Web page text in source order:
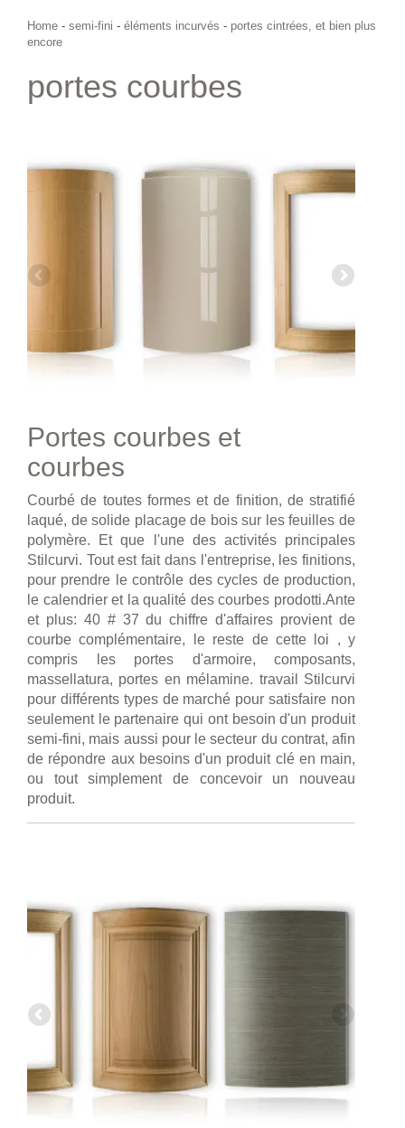
Home - semi-fini - éléments incurvés - portes cintrées, et bien plus
encore
portes courbes
Portes courbes et
courbes
Courbé de toutes formes et de finition, de stratifié
laqué, de solide placage de bois sur les feuilles de
polymère. Et que l'une des activités principales
Stilcurvi. Tout est fait dans l'entreprise, les finitions,
pour prendre le contrôle des cycles de production,
le calendrier et la qualité des courbes prodotti.Ante
et plus: 40 # 37 du chiffre d'affaires provient de
courbe complémentaire, le reste de cette loi , y
compris les portes d'armoire, composants,
massellatura, portes en mélamine. travail Stilcurvi
pour différents types de marché pour satisfaire non
seulement le partenaire qui ont besoin d'un produit
semi-fini, mais aussi pour le secteur du contrat, afin
de répondre aux besoins d'un produit clé en main,
ou tout simplement de concevoir un nouveau
produit.